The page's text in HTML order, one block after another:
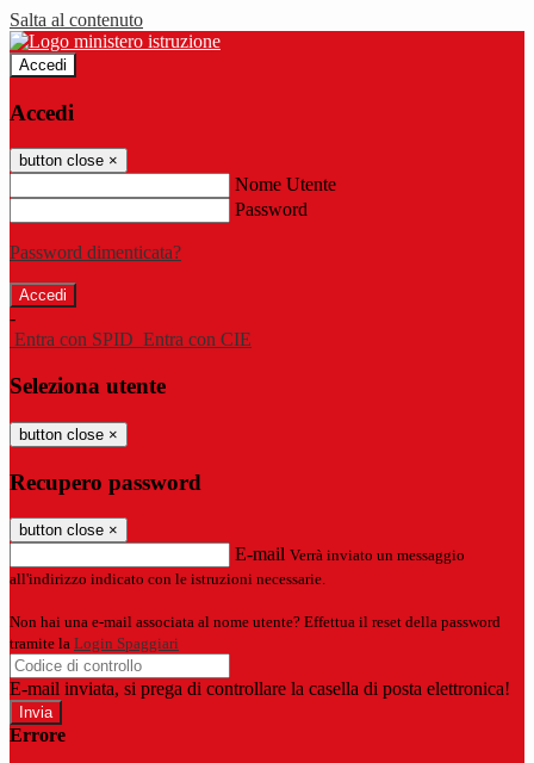
Salta al contenuto
Accedi
Accedi
button close ×
Nome Utente
Password
Password dimenticata?
-
Entra con SPID Entra con CIE
Seleziona utente
button close ×
Recupero password
button close ×
E-mail Verrà inviato un messaggio
all'indirizzo indicato con le istruzioni necessarie.
Non hai una e-mail associata al nome utente? Effettua il reset della password
tramite la Login Spaggiari
E-mail inviata, si prega di controllare la casella di posta elettronica!
Errore